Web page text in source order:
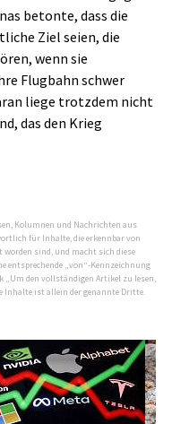
betonte, dass die
Ziel seien, die
wenn sie
Flugbahn schwer
liege trotzdem nicht
das den Krieg
Kolumnen und Nachrichten aus
für Inhalte, die erkennbar von
worden sind, und macht sich diese
entsprechende „von“-Kennzeichnung
den vollständigen Artikel zu lesen,
Inhalte ist allein der genannte Dritte.